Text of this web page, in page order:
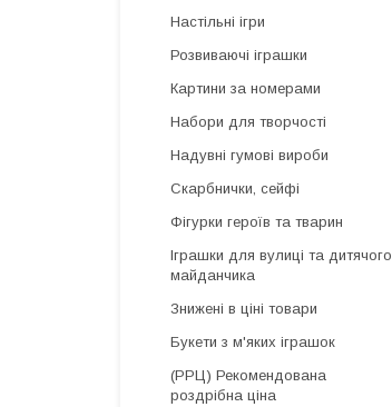
Настільні ігри
Розвиваючі іграшки
Картини за номерами
Набори для творчості
Надувні гумові вироби
Скарбнички, сейфі
Фігурки героїв та тварин
Іграшки для вулиці та дитячого
майданчика
Знижені в ціні товари
Букети з м'яких іграшок
(РРЦ) Рекомендована
роздрібна ціна